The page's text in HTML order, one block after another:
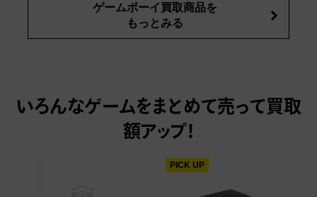
ゲームボーイ買取商品を
もっとみる
いろんなゲームをまとめて売って 買取
額アップ！
PICK UP